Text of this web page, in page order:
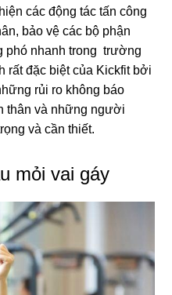
các động tác tấn công
bảo vệ các bộ phận
phó nhanh trong trường
rất đặc biệt của Kickfit bởi
rủi ro không báo
thân và những người
và cần thiết.
mỏi vai gáy